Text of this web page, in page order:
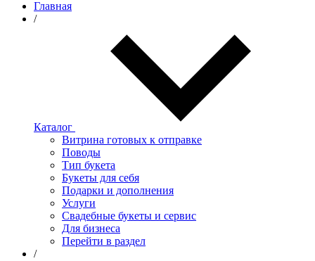
Главная
/
Каталог
Витрина готовых к отправке
Поводы
Тип букета
Букеты для себя
Подарки и дополнения
Услуги
Свадебные букеты и сервис
Для бизнеса
Перейти в раздел
/